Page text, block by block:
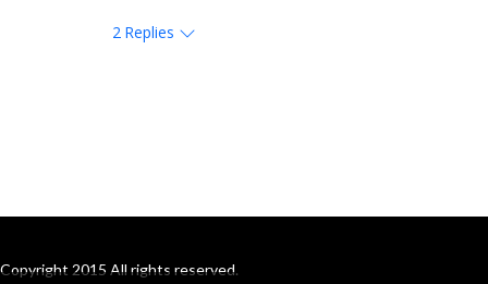
2 Replies
Copyright 2015 All rights reserved.